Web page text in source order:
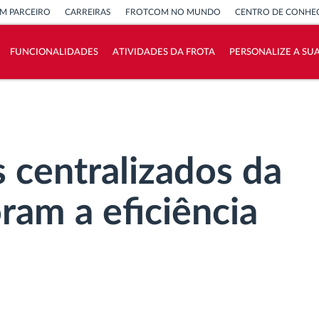
PARCEIRO CARREIRAS FROTCOM NO MUNDO CENTRO DE
FUNCIONALIDADES ATIVIDADES DA FROTA PERSONALIZE A
centralizados da
a eficiência